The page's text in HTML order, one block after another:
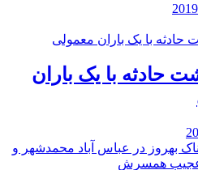
حادثه با یک باران